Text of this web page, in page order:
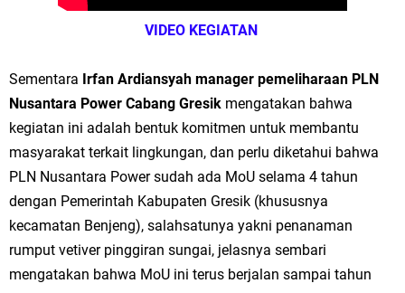
VIDEO KEGIATAN
Sementara Irfan Ardiansyah manager pemeliharaan PLN
Nusantara Power Cabang Gresik mengatakan bahwa
kegiatan ini adalah bentuk komitmen untuk membantu
masyarakat terkait lingkungan, dan perlu diketahui bahwa
PLN Nusantara Power sudah ada MoU selama 4 tahun
dengan Pemerintah Kabupaten Gresik (khususnya
kecamatan Benjeng), salahsatunya yakni penanaman
rumput vetiver pinggiran sungai, jelasnya sembari
mengatakan bahwa MoU ini terus berjalan sampai tahun